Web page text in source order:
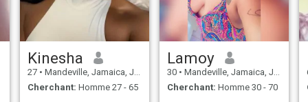
Kinesha
27 • Mandeville, Jamaica, Jamaique
Cherchant: Homme 27 - 65
Lamoy
30 • Mandeville, Jamaica, Jamaique
Cherchant: Homme 30 - 70